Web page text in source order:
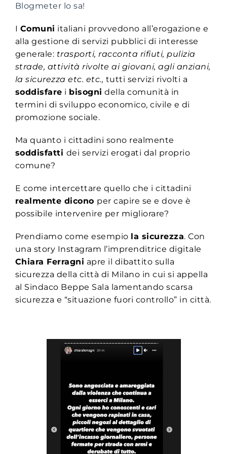
Blogmeter lo sa!
I Comuni italiani provvedono all’erogazione e
alla gestione di servizi pubblici di interesse
generale: trasporti, racconta rifiuti, pulizia
strade, attività rivolte ai giovani, agli anziani,
la sicurezza etc. etc., tutti servizi rivolti a
soddisfare i bisogni della comunità in
termini di sviluppo economico, civile e di
promozione sociale.
Ma quanto i cittadini sono realmente
soddisfatti dei servizi erogati dal proprio
comune?
E come intercettare quello che i cittadini
realmente dicono per capire se e dove è
possibile intervenire per migliorare?
Prendiamo come esempio la sicurezza. Con
una story Instagram l’imprenditrice digitale
Chiara Ferragni apre il dibattito sulla
sicurezza della città di Milano in cuisi appella
al Sindaco Beppe Sala lamentando scarsa
sicurezza e “situazione fuori controllo” in città.